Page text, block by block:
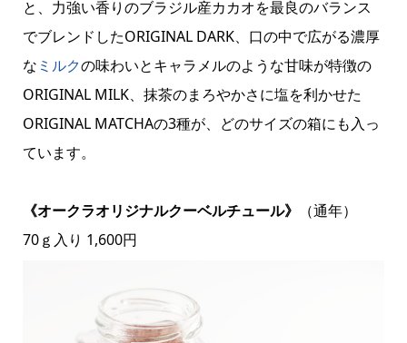
と、力強い香りのブラジル産カカオを最良のバランス
でブレンドしたORIGINAL DARK、口の中で広がる濃厚
な ミルクの味わいとキャラメルのような甘味が特徴の
ORIGINAL MILK、抹茶のまろやかさに塩を利かせた
ORIGINAL MATCHAの3種が、どのサイズの箱にも入っ
ています。
《オークラオリジナルクーベルチュール》
（通年）
70ｇ入り 1,600円